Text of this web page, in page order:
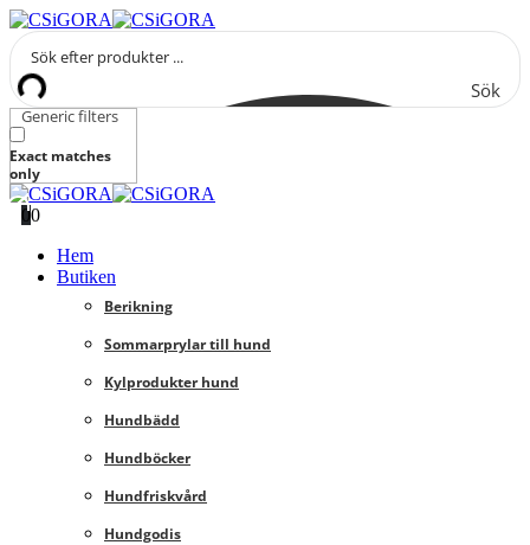
Sök
Generic filters
Exact matches
only
00
Hem
Butiken
Berikning
Sommarprylar till hund
Kylprodukter hund
Hundbädd
Hundböcker
Hundfriskvård
Hundgodis